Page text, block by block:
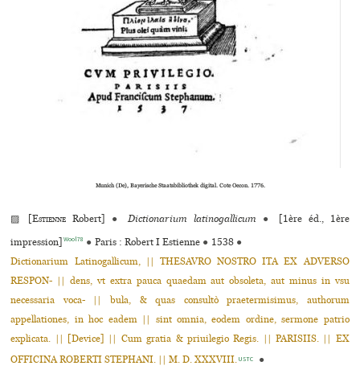
Munich (De), Bayerische Staatsbibliothek digital. Cote Oecon. 1776.
▨ [Estienne Robert] ● Dictionarium latinogallicum ●
[1ère éd., 1ère
impression]
Wool78 ● Paris : Robert I Estienne ● 1538 ●
Dictionarium Latinogallicum, || THESAVRO NOSTRO ITA EX ADVERSO
RESPON- || dens, vt extra pauca quaedam aut obsoleta, aut minus in vsu
necessaria voca- || bula, & quas consultò praetermisimus, authorum
appellationes, in hoc eadem || sint omnia, eodem ordine, sermone patrio
explicata. || [Device] || Cum gratia & priuilegio Regis. || PARISIIS. || EX
OFFICINA ROBERTI STEPHANI. || M. D. XXXVIII. USTC ●